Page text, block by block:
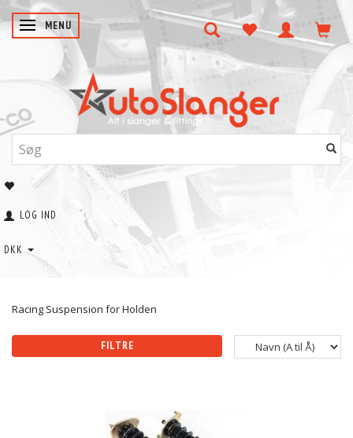
SKIFTE NAVIGATION
MENU
LOG IND
DKK
Racing Suspension for Holden
FILTRE